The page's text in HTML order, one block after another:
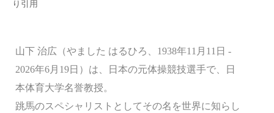
山下 治広（やました はるひろ、1938年11月11日 -
2026年6月19日）は、日本の元体操競技選手で、日
本体育大学名誉教授。
跳馬のスペシャリストとしてその名を世界に知らし